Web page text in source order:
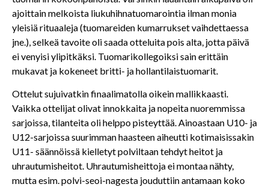
ajoittain melkoista liukuhihnatuomarointia ilman monia
yleisiä rituaaleja (tuomareiden kumarrukset vaihdettaessa
jne.), selkeä tavoite oli saada otteluita pois alta, jotta päivä
ei venyisi ylipitkäksi. Tuomarikollegoiksi sain erittäin
mukavat ja kokeneet britti- ja hollantilaistuomarit.
Ottelut sujuivatkin finaalimatolla oikein mallikkaasti.
Vaikka ottelijat olivat innokkaita ja nopeita nuoremmissa
sarjoissa, tilanteita oli helppo pisteyttää. Ainoastaan U10- ja
U12-sarjoissa suurimman haasteen aiheutti kotimaisissakin
U11- säännöissä kielletyt polviltaan tehdyt heitot ja
uhrautumisheitot. Uhrautumisheittoja ei montaa nähty,
mutta esim. polvi-seoi-nagesta jouduttiin antamaan koko